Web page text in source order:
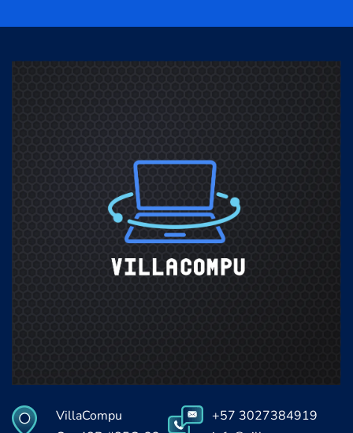
VillaCompu
+57 3027384919